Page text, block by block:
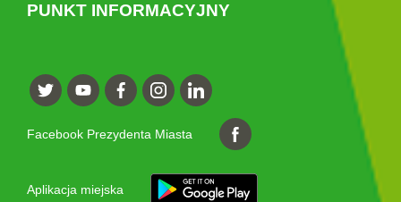
PUNKT INFORMACYJNY
Facebook Prezydenta Miasta
Aplikacja miejska